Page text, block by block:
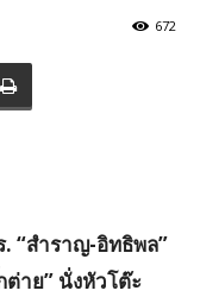
672
“สำราญ-อิทธิพล”
าย” นั่งหัวโต๊ะ